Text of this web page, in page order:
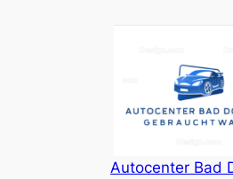
Autocenter Bad